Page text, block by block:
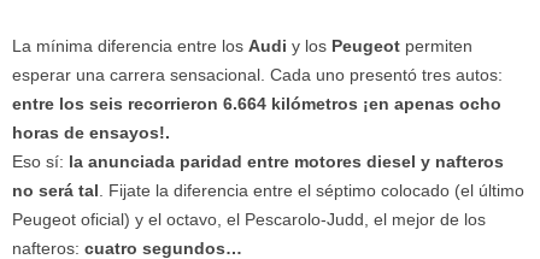
La mínima diferencia entre los Audi y los Peugeot permiten
esperar una carrera sensacional. Cada uno presentó tres autos:
entre los seis recorrieron 6.664 kilómetros ¡en apenas ocho
horas de ensayos!.
Eso sí: la anunciada paridad entre motores diesel y nafteros
no será tal . Fijate la diferencia entre el séptimo colocado (el último
Peugeot oficial) y el octavo, el Pescarolo-Judd, el mejor de los
nafteros: cuatro segundos…